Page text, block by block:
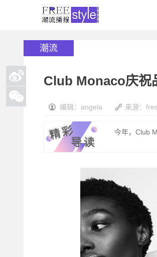
潮流
Club Monaco庆祝
编辑：angela 来源：
今年，Club